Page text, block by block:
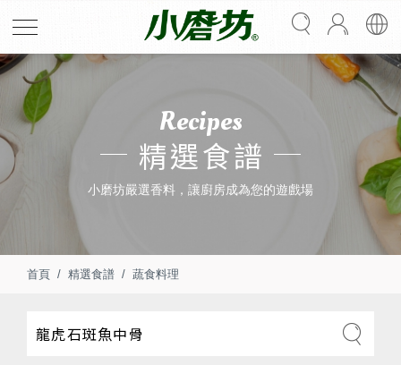
Recipes
精選食譜
小磨坊嚴選香料，讓廚房成為您的遊戲場
首頁 精選食譜 蔬食料理